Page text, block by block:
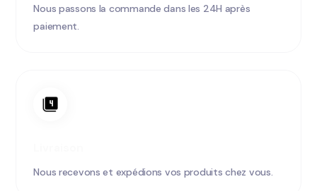
Nous passons la commande dans les 24H après
paiement.
Nous recevons et expédions vos produits chez vous.